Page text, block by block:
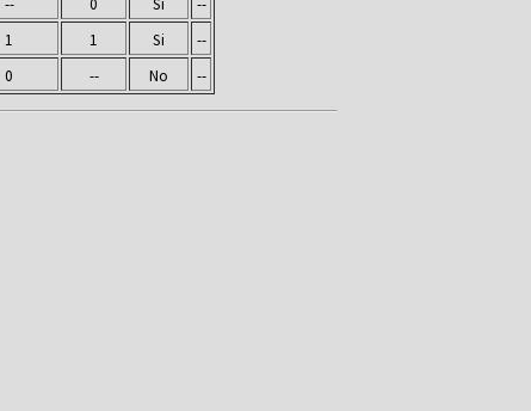
-- 0 Si
--
1 1 Si
--
0 -- No --